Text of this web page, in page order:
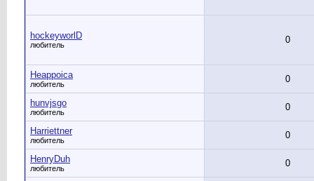
hockeyworlD
любитель 0
Heappoica
любитель 0
hunvjsgo
любитель 0
Harriettner
любитель 0
HenryDuh
любитель 0